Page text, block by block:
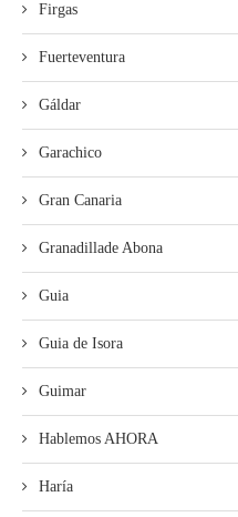
Firgas
Fuerteventura
Gáldar
Garachico
Gran Canaria
Granadillade Abona
Guia
Guia de Isora
Guimar
Hablemos AHORA
Haría